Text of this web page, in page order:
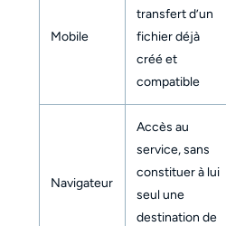
Mobile
transfert d’un
fichier déjà
créé et
compatible
Navigateur
Accès au
service, sans
constituer à lui
seul une
destination de